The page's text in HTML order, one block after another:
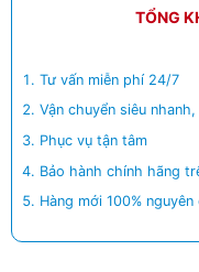
TỔNG
Tư vấn miễn phí 24/7
Vận chuyển siêu
Phục vụ tận tâm
Bảo hành chính hãng
Hàng mới 100%